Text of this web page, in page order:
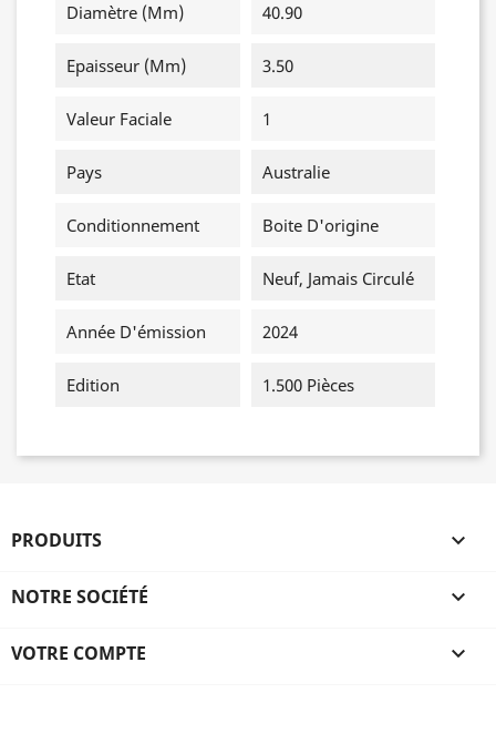
Diamètre (mm) 40.90
Epaisseur (mm) 3.50
Valeur Faciale 1
Pays Australie
Conditionnement Boite D'origine
Etat Neuf, Jamais Circulé
Année D'émission 2024
Edition 1.500 Pièces
PRODUITS 
NOTRE SOCIÉTÉ 
VOTRE COMPTE 